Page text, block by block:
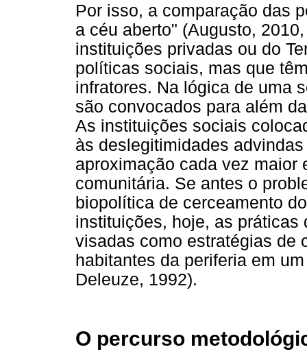
Por isso, a comparação das
a céu aberto" (Augusto,
instituições privadas ou do
políticas sociais, mas que
infratores. Na lógica de uma
são convocados para além
As instituições sociais
às deslegitimidades
aproximação cada vez maior
comunitária. Se antes o
biopolítica de cerceamento
instituições, hoje, as
visadas como estratégias de
habitantes da periferia em
Deleuze, 1992).
O percurso